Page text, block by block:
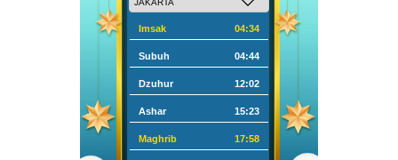
Imsak 04:34
Subuh 04:44
Dzuhur 12:02
Ashar 15:23
Maghrib 17:58